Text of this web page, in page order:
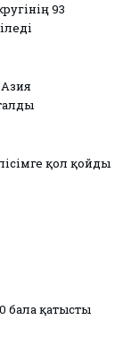
93
қол қойды
бала қатысты